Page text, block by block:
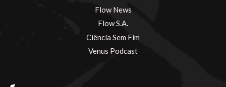
Flow News
Flow S.A.
Ciência Sem Fim
Venus Podcast